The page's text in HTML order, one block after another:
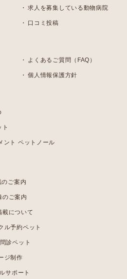
求人を募集している動物病院
口コミ投稿
よくあるご質問（FAQ）
個人情報保護方針
ント ペットノール
ご案内
のご案内
載について
ル予約ペット
診ペット
ジ制作
サポート